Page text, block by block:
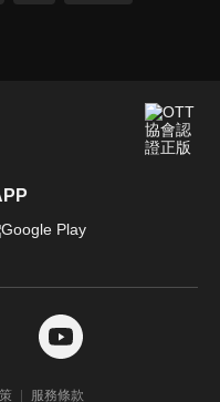
服務條款